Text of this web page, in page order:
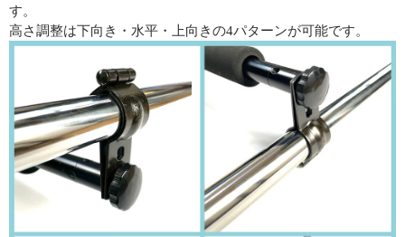
す。
高さ調整は下向き・水平・上向きの4パターンが可能です。